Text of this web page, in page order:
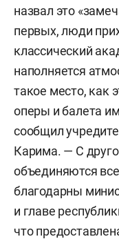
назвал это
первых, люди
классический
наполняется
такое место, как
оперы и балета
сообщил
Карима. — С
объединяются
благодарны
и главе
что